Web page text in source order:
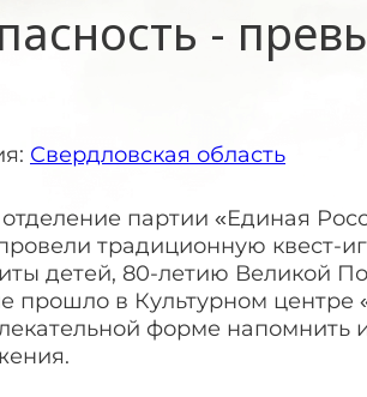
-
Свердловская область
партии «Единая
традиционную квест-
детей, 80-летию Великой
прошло в Культурном центре
форме напомнить